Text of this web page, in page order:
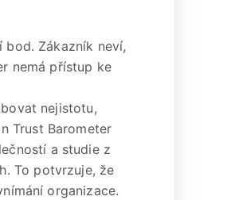
Zákazník neví,
nemá přístup ke
nejistotu,
Trust Barometer
a studie z
To potvrzuje, že
organizace.